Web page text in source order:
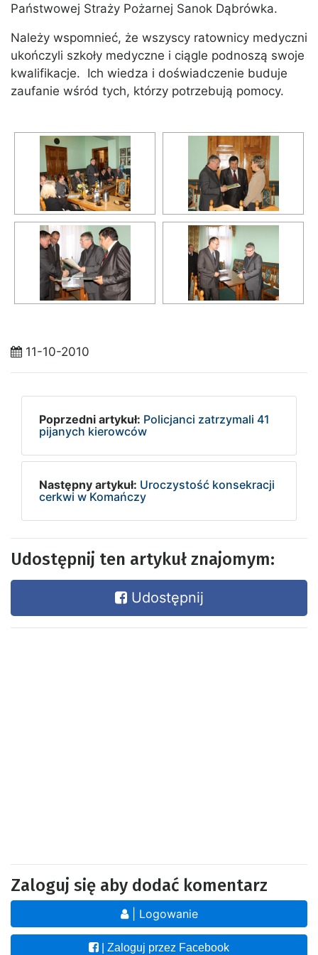
Państwowej Straży Pożarnej Sanok Dąbrówka.
Należy wspomnieć, że wszyscy ratownicy medyczni
ukończyli szkoły medyczne i ciągle podnoszą swoje
kwalifikacje. Ich wiedza i doświadczenie buduje
zaufanie wśród tych, którzy potrzebują pomocy.
11-10-2010
Poprzedni artykuł: Policjanci zatrzymali 41
pijanych kierowców
Następny artykuł: Uroczystość konsekracji
cerkwi w Komańczy
Udostępnij ten artykuł znajomym:
Udostępnij
Zaloguj się aby dodać komentarz
| Logowanie
| Zaloguj przez Facebook